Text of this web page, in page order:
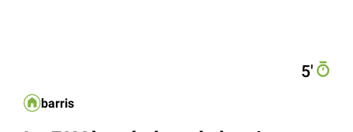
5′
barris